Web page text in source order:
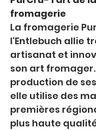
fromagerie
La fromagerie
l'Entlebuch allie
artisanat et
son art fromager.
production de
elle utilise des
premières
plus haute